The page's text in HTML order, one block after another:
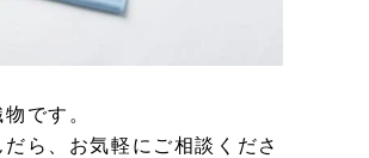
です。
ら、お気軽にご相談くださ